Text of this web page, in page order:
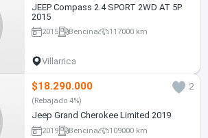
JEEP Compass 2.4 SPORT 2WD AT 5P
2015
2015 Bencina 117000 km
Villarrica
$18.290.000 2
(Rebajado 4%)
Jeep Grand Cherokee Limited 2019
2019 Bencina 109000 km